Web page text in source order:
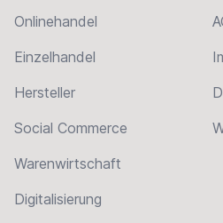
Onlinehandel
Einzelhandel
Hersteller
Social Commerce
Warenwirtschaft
Digitalisierung